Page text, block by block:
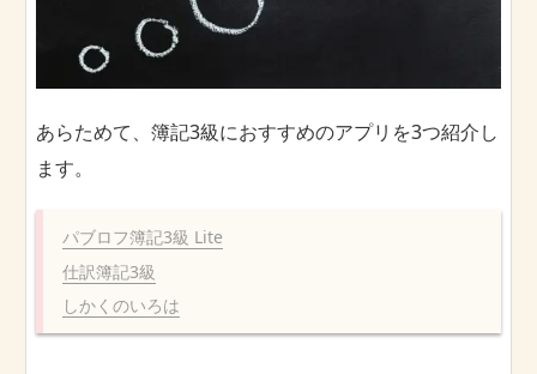
あらためて、簿記3級におすすめのアプリを3つ紹介し
ます。
パブロフ簿記3級 Lite
仕訳簿記3級
しかくのいろは